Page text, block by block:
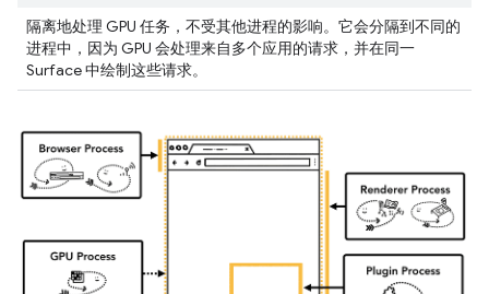
隔离地处理 GPU 任务，不受其他进程的影响。它会分隔到不同的
进程中，因为 GPU 会处理来自多个应用的请求，并在同一
Surface 中绘制这些请求。